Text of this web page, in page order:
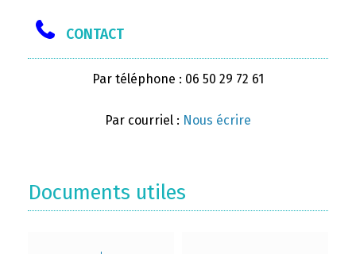
CONTACT
Par téléphone : 06 50 29 72 61
Par courriel : Nous écrire
Documents utiles